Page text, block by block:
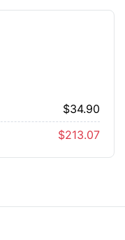
$34.90
$213.07